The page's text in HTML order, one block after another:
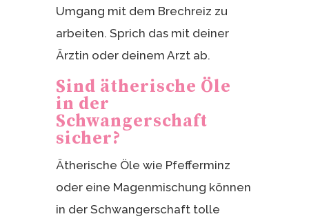
Umgang mit dem Brechreiz zu
arbeiten. Sprich das mit deiner
Ärztin oder deinem Arzt ab.
Sind ätherische Öle
in der
Schwangerschaft
sicher?
Ätherische Öle wie Pfefferminz
oder eine Magenmischung können
in der Schwangerschaft tolle